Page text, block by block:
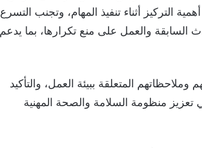
التركيز أثناء تنفيذ المهام، وتجنب التسرع
السابقة والعمل على منع تكرارها، بما يدعم
المتعلقة ببيئة العمل، والتأكيد
تعزيز منظومة السلامة والصحة المهنية